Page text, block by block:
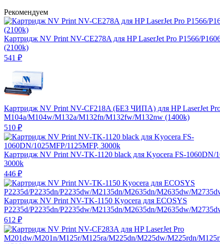
Рекомендуем
Картридж NV Print NV-CE278A для HP LaserJet Pro P1566/
(2100k)
541 ₽
Картридж NV Print NV-CF218A (БЕЗ ЧИПА) для HP LaserJet
M104a/M104w/M132a/M132fn/M132fw/M132nw (1400k)
510 ₽
Картридж NV Print NV-TK-1120 black для Kyocera FS-1060DN/
3000k
446 ₽
Картридж NV Print NV-TK-1150 Kyocera для ECOSYS
P2235d/P2235dn/P2235dw/M2135dn/M2635dn/M2635dw/
612 ₽